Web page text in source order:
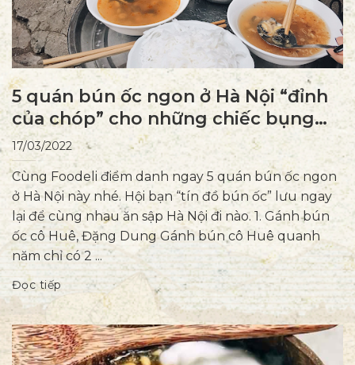
5 quán bún ốc ngon ở Hà Nội “đỉnh
của chóp” cho những chiếc bụng
đói
17/03/2022
Cùng Foodeli điểm danh ngay 5 quán bún ốc ngon
ở Hà Nội này nhé. Hội bạn “tín đồ bún ốc” lưu ngay
lại để cùng nhau ăn sập Hà Nội đi nào. 1. Gánh bún
ốc cô Huê, Đặng Dung Gánh bún cô Huê quanh
năm chỉ có 2 ...
Đọc tiếp